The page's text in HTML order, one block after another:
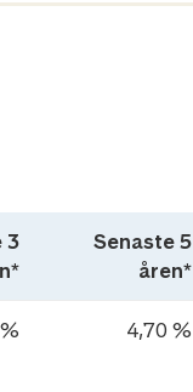
3
Senaste 5
åren*
4,70 %